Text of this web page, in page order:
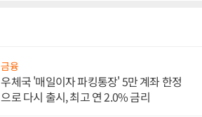
금융
우체국 '매일이자 파킹통장' 5만 계좌 한정
으로 다시 출시, 최고 연 2.0% 금리